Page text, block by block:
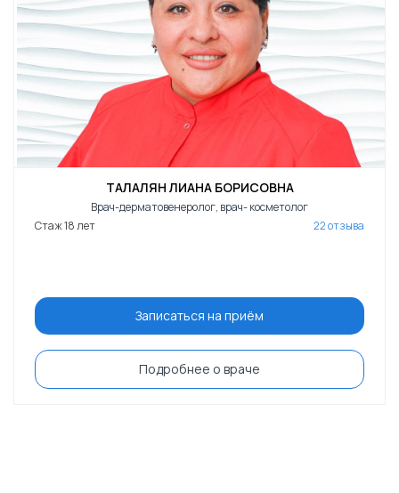
ТАЛАЛЯН ЛИАНА БОРИСОВНА
Врач-дерматовенеролог, врач- косметолог
Стаж 18 лет
22 отзыва
Записаться на приём
Подробнее о враче